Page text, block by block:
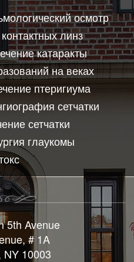
осмотр
линз
катаракты
на веках
птеригиума
сетчатки
сетчатки
глаукомы
5th Avenue
# 1A
NY 10003